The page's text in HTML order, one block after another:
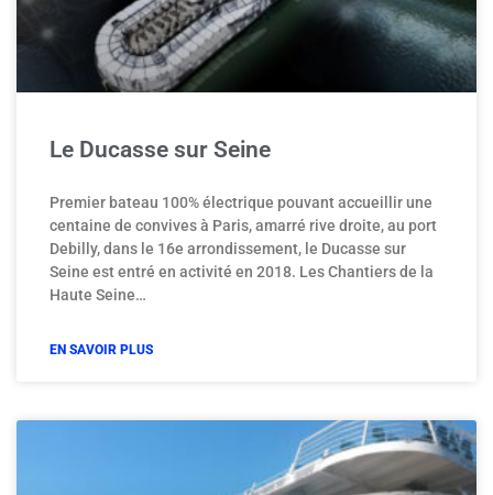
Le Ducasse sur Seine
Premier bateau 100% électrique pouvant accueillir une
centaine de convives à Paris, amarré rive droite, au port
Debilly, dans le 16e arrondissement, le Ducasse sur
Seine est entré en activité en 2018. Les Chantiers de la
Haute Seine…
EN SAVOIR PLUS